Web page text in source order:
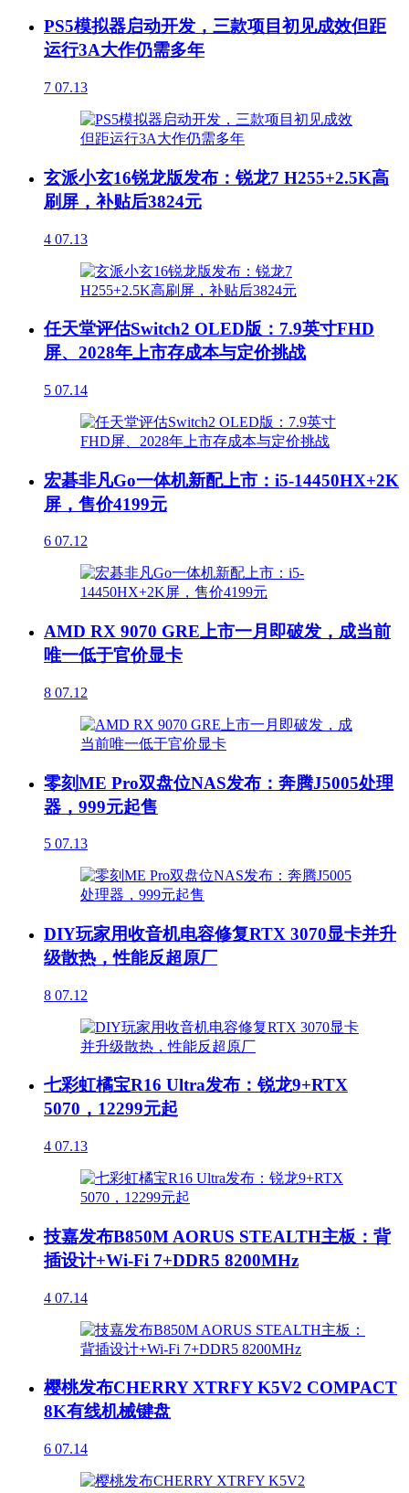
PS5模拟器启动开发，三款项目初见成效但距
运行3A大作仍需多年
7 07.13
玄派小玄16锐龙版发布：锐龙7 H255+2.5K高
刷屏，补贴后3824元
4 07.13
任天堂评估Switch2 OLED版：7.9英寸FHD
屏、2028年上市存成本与定价挑战
5 07.14
宏碁非凡Go一体机新配上市：i5-14450HX+2K
屏，售价4199元
6 07.12
AMD RX 9070 GRE上市一月即破发，成当前
唯一低于官价显卡
8 07.12
零刻ME Pro双盘位NAS发布：奔腾J5005处理
器，999元起售
5 07.13
DIY玩家用收音机电容修复RTX 3070显卡并升
级散热，性能反超原厂
8 07.12
七彩虹橘宝R16 Ultra发布：锐龙9+RTX
5070，12299元起
4 07.13
技嘉发布B850M AORUS STEALTH主板：背
插设计+Wi-Fi 7+DDR5 8200MHz
4 07.14
樱桃发布CHERRY XTRFY K5V2 COMPACT
8K有线机械键盘
6 07.14